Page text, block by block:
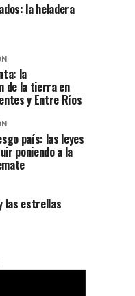
la heladera
la
de la tierra en
y Entre Ríos
país: las leyes
poniendo a la
las estrellas